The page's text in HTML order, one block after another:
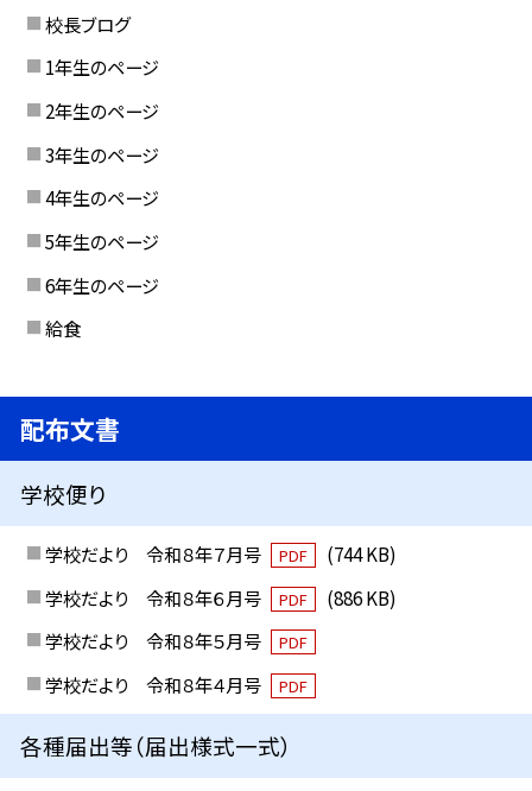
校長ブログ
1年生のページ
2年生のページ
3年生のページ
4年生のページ
5年生のページ
6年生のページ
給食
配布文書
学校便り
学校だより 令和８年７月号 PDF
(744 KB)
学校だより 令和８年６月号
PDF
(886 KB)
学校だより 令和８年５月号
PDF
学校だより 令和８年４月号 PDF
各種届出等（届出様式一式）